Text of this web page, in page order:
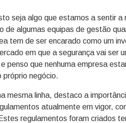
seja algo que estamos a sentir
de algumas equipas de gestão
tem de ser encarado como um
em que a segurança vai ser
penso que nenhuma empresa
próprio negócio.
mesma linha, destaco a
atualmente em vigor,
regulamentos foram criados